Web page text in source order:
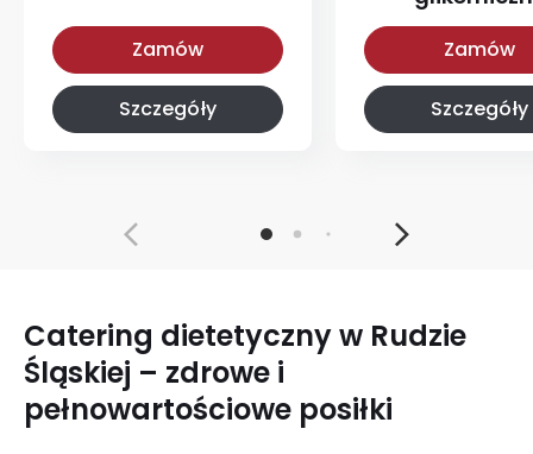
Zamów
Szczegóły
Zamów
Szczegóły
Catering dietetyczny w Rudzie
Śląskiej – zdrowe i
pełnowartościowe posiłki